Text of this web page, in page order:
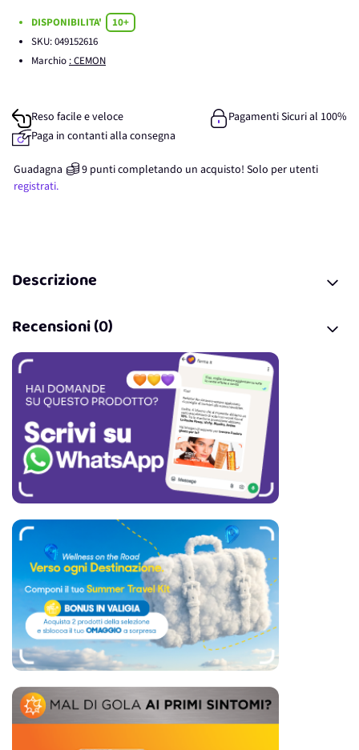
DISPONIBILITA'
10+
SKU:049152616
Marchio : CEMON
Reso facile e veloce
Pagamenti Sicuri al 100%
Paga in contanti alla consegna
Guadagna 9 punticompletando un acquisto! Solo per utenti
registrati.
Descrizione
Recensioni (0)